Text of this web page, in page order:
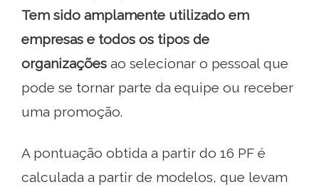
Tem sido amplamente utilizado em
empresas e todos os tipos de
organizações ao selecionar o pessoal que
pode se tornar parte da equipe ou receber
uma promoção.
A pontuação obtida a partir do 16 PF é
calculada a partir de modelos, que levam